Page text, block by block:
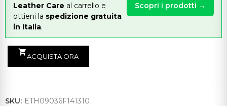
Leather Care al carrello e
ottieni la spedizione gratuita
in Italia.
Scopri i prodotti →
shopping_cart
ACQUISTA ORA
SKU: ETH09036F141310